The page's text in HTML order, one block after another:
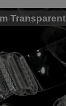
Transparent